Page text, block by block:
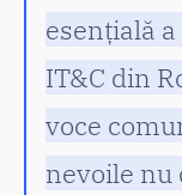
esențială
IT&C din
voce
nevoile nu